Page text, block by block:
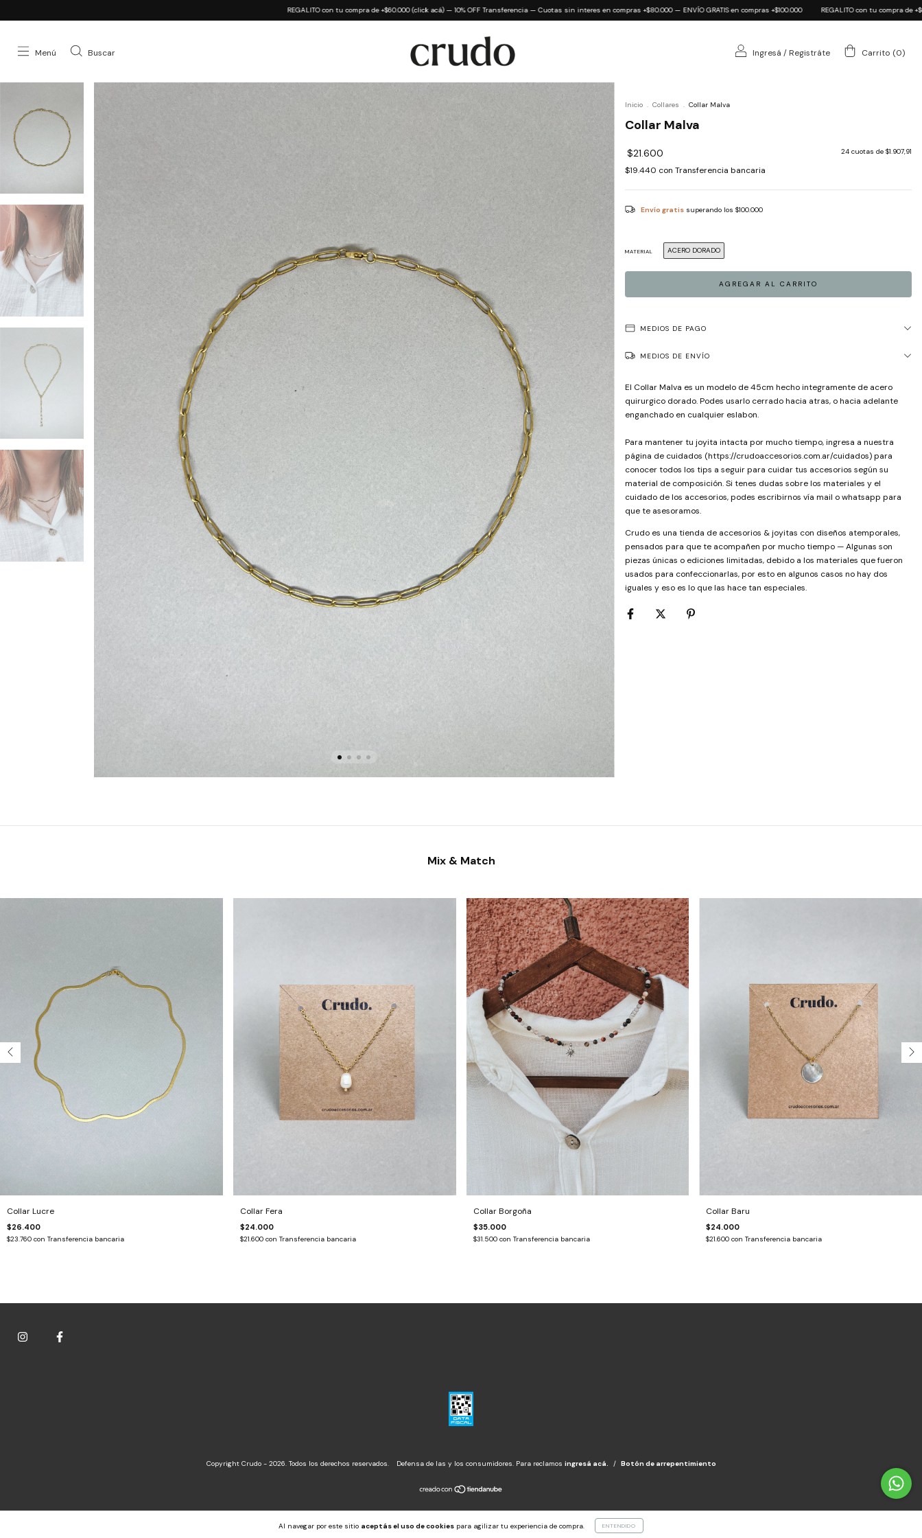
REGALITO con tu compra de +$60.000 (click acá) — 10% OFF Transferencia — Cuotas sin interes en compras +$80.000 — ENVÍO GRATIS en compras +$100.000 REGALITO con tu compra de +$60.000 (click
Menú Buscar Ingresá / Registráte Carrito (0)
Al navegar por este sitio aceptás el uso de cookies para agilizar tu experiencia de compra. ENTENDIDO
Inicio . Collares . Collar Malva
Collar Malva
$21.600 24 cuotas de $1.907,91
$19.440 con Transferencia bancaria
Envío gratis superando los $100.000
MATERIAL ACERO DORADO
MEDIOS DE PAGO
MEDIOS DE ENVÍO
El Collar Malva es un modelo de 45cm hecho integramente de acero
quirurgico dorado. Podes usarlo cerrado hacia atras, o hacia adelante
enganchado en cualquier eslabon.
Para mantener tu joyita intacta por mucho tiempo, ingresa a nuestra
página de cuidados (https://crudoaccesorios.com.ar/cuidados) para
conocer todos los tips a seguir para cuidar tus accesorios según su
material de composición. Si tenes dudas sobre los materiales y el
cuidado de los accesorios, podes escribirnos vía mail o whatsapp para
que te asesoramos.
Crudo es una tienda de accesorios & joyitas con diseños atemporales,
pensados para que te acompañen por mucho tiempo — Algunas son
piezas únicas o ediciones limitadas, debido a los materiales que fueron
usados para confeccionarlas, por esto en algunos casos no hay dos
iguales y eso es lo que las hace tan especiales.
Mix & Match
Collar Lucre
$26.400
$23.760 con Transferencia bancaria
Collar Fera
$24.000
$21.600 con Transferencia bancaria
Collar Borgoña
$35.000
$31.500 con Transferencia bancaria
Collar Baru
$24.000
$21.600con Transferencia bancaria
Copyright Crudo - 2026. Todos los derechos reservados. Defensa de las y los consumidores. Para reclamos ingresá acá. / Botón de arrepentimiento